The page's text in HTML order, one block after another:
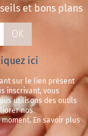
et bons plans
OK
ici
sur le lien présent
inscrivant, vous
utilisons des outils
nos
En savoir plus